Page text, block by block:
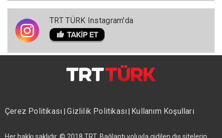
TRT TÜRK Instagram'da
Çerez Politikası|Gizlilik Politikası| Kullanım Koşulları
Her hakkı saklıdır. © 2018 TRT. Bağlantı yoluyla gidilen dış sitelerin